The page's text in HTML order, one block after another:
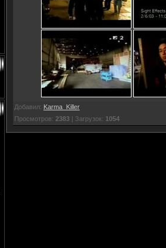
Добавил: Karma_Killer
Просмотров: 2383 | Загрузок: 1054